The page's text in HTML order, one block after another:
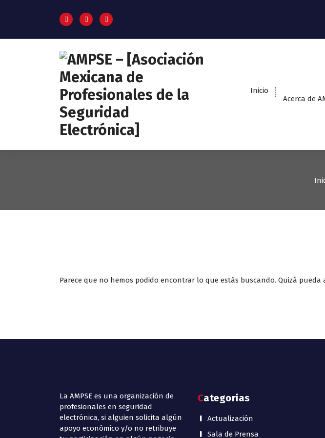
Inicio
Acerca de
Parece que no hemos podido encontrar lo que estás buscando. Quizá
La AMPSE es una organización de
profesionales en seguridad
electrónica, si alguien solicita algún
apoyo económico y/o no retribuye
Categorias
Actualización
Sala de Prensa